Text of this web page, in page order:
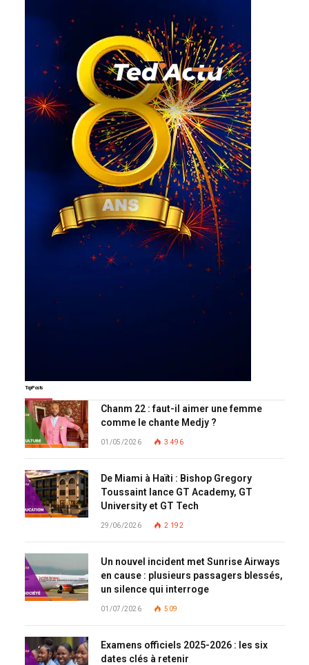
Top Posts
Chanm 22 : faut-il aimer une femme
comme le chante Medjy ?
01/05/2026 3 496
De Miami à Haïti : Bishop Gregory
Toussaint lance GT Academy, GT
University et GT Tech
29/06/2026 2 192
Un nouvel incident met Sunrise Airways
en cause : plusieurs passagers blessés,
un silence qui interroge
01/07/2026 509
Examens officiels 2025-2026 : les six
dates clés à retenir